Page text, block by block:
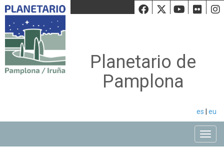
Facebook
Twiiter
Planetario de
Pamplona
es eu